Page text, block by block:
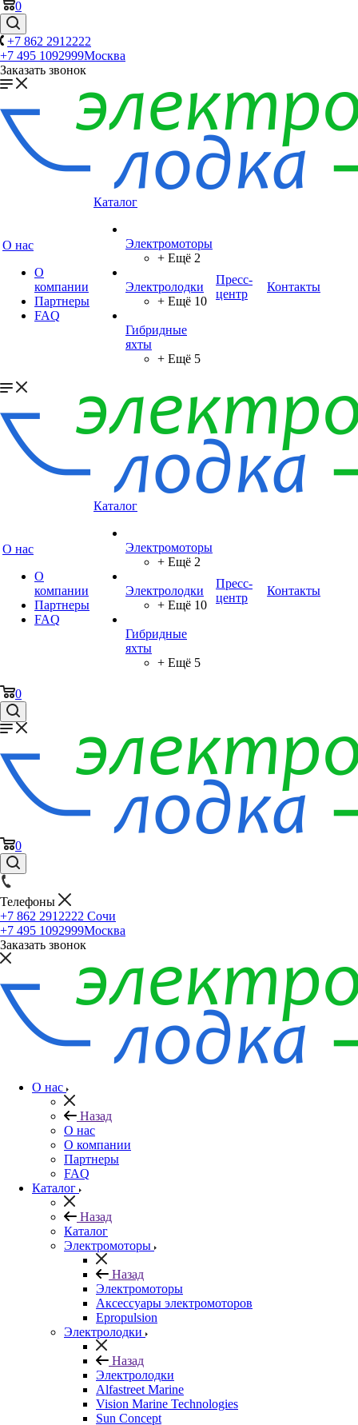
0
+7 862 2912222
+7 495 1092999Москва
Заказать звонок
О нас
О
компании
Партнеры
FAQ
Каталог
Электромоторы
+ Ещё 2
Электролодки
+ Ещё 10
Гибридные
яхты
+ Ещё 5
Пресс-
центр
Контакты
О нас
О
компании
Партнеры
FAQ
Каталог
Электромоторы
+ Ещё 2
Электролодки
+ Ещё 10
Гибридные
яхты
+ Ещё 5
Пресс-
центр
Контакты
0
0
Телефоны
+7 862 2912222 Сочи
+7 495 1092999Москва
Заказать звонок
О нас
Назад
О нас
О компании
Партнеры
FAQ
Каталог
Назад
Каталог
Электромоторы
Назад
Электромоторы
Аксессуары электромоторов
Epropulsion
Электролодки
Назад
Электролодки
Alfastreet Marine
Vision Marine Technologies
Sun Concept